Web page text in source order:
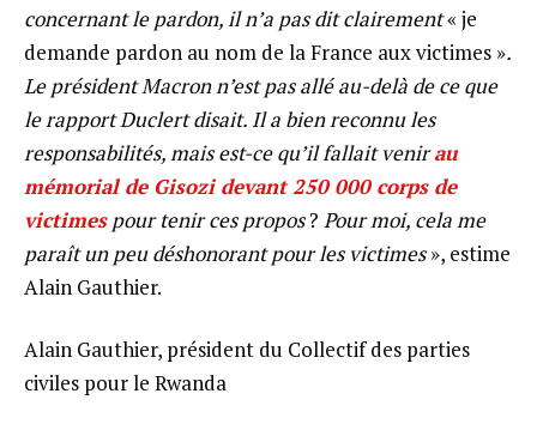
concernant le pardon, il n’a pas dit clairement« je
demande pardon au nom de la France aux victimes ».
Le président Macron n’est pas allé au-delà de ce que
le rapport Duclert disait. Il a bien reconnu les
responsabilités, mais est-ce qu’il fallait venirau
mémorial de Gisozi devant 250 000 corps de
victimespour tenir ces propos? Pour moi, cela me
paraît un peu déshonorant pour les victimes», estime
Alain Gauthier.
Alain Gauthier, président du Collectif des parties
civiles pour le Rwanda